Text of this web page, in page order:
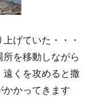
げていた・・・
を移動しながら
くを攻めると撒
かかってきます